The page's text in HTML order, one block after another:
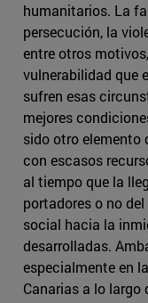
humanitarios. La
persecución, la
entre otros
vulnerabilidad que
sufren esas
mejores
sido otro elemento
con escasos
al tiempo que la
portadores o no
social hacia la
desarrolladas.
especialmente en
Canarias a lo largo